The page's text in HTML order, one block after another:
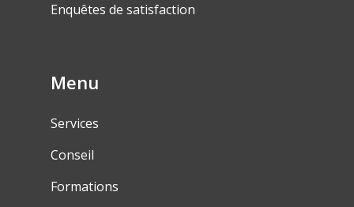
Enquêtes de satisfaction
Menu
Services
Conseil
Formations